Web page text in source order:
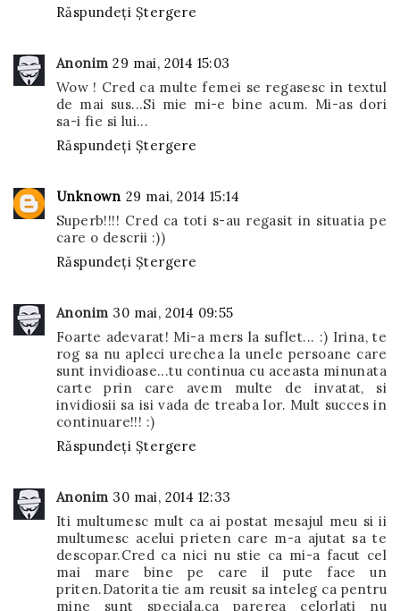
Răspundeți Ștergere
Anonim 29 mai, 2014 15:03
Wow ! Cred ca multe femei se regasesc in textul
de mai sus...Si mie mi-e bine acum. Mi-as dori
sa-i fie si lui...
Răspundeți Ștergere
Unknown 29 mai, 2014 15:14
Superb!!!! Cred ca toti s-au regasit in situatia pe
care o descrii :))
Răspundeți Ștergere
Anonim 30 mai, 2014 09:55
Foarte adevarat! Mi-a mers la suflet... :) Irina, te
rog sa nu apleci urechea la unele persoane care
sunt invidioase...tu continua cu aceasta minunata
carte prin care avem multe de invatat, si
invidiosii sa isi vada de treaba lor. Mult succes in
continuare!!! :)
Răspundeți Ștergere
Anonim 30 mai, 2014 12:33
Iti multumesc mult ca ai postat mesajul meu si ii
multumesc acelui prieten care m-a ajutat sa te
descopar.Cred ca nici nu stie ca mi-a facut cel
mai mare bine pe care il pute face un
priten.Datorita tie am reusit sa inteleg ca pentru
mine sunt speciala,ca parerea celorlati nu